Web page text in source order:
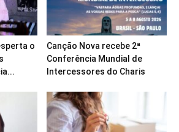
o
Canção Nova recebe 2ª
Conferência Mundial de
Intercessores do Charis